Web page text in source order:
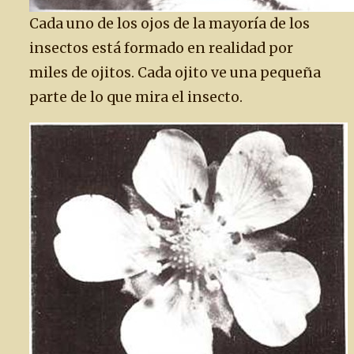
Cada uno de los ojos de la mayoría de los
insectos está formado en realidad por
miles de ojitos. Cada ojito ve una pequeña
parte de lo que mira el insecto.